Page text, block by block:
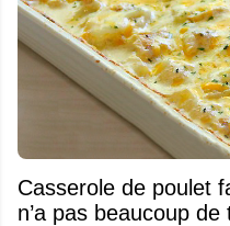
Casserole de poulet
n’a pas beaucoup de